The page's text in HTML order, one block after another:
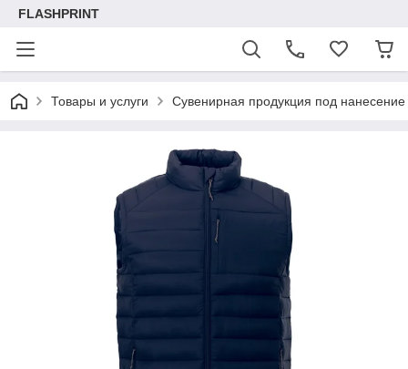
FLASHPRINT
Товары и услуги Сувенирная продукция под нанесение